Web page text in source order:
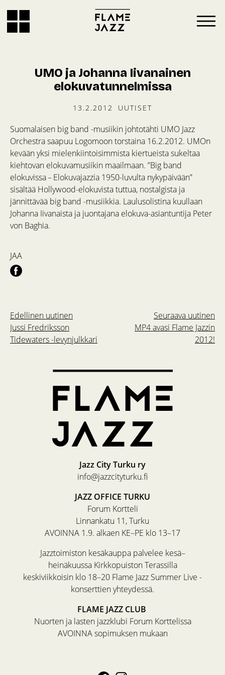
UMO ja Johanna Iivanainen
elokuvatunnelmissa
13.2.2012 UUTISET
Suomalaisen big band -musiikin johtotähti UMO Jazz
Orchestra saapuu Logomoon torstaina 16.2.2012. UMOn
kevään yksi mielenkiintoisimmista kiertueista sukeltaa
kiehtovan elokuvamusiikin maailmaan. ”Big band
elokuvissa – Elokuvajazzia 1950-luvulta nykypäivään”
sisältää Hollywood-elokuvista tuttua, nostalgista ja
jännittävää big band -musiikkia. Laulusolistina kuullaan
Johanna Iivanaista ja juontajana elokuva-asiantuntija Peter
von Baghia.
JAA
Seuraava uutinen
MP4 avasi Flame Jazzin
2012!
Edellinen uutinen
Jussi Fredriksson
Tidewaters -levynjulkkari
Jazz City Turku ry
info@jazzcityturku.fi
JAZZ OFFICE TURKU
Forum Kortteli
Linnankatu 11, Turku
AVOINNA 1.9. alkaen KE–PE klo 13–17
Jazztoimiston kesäkauppa palvelee kesä–
heinäkuussa Kirkkopuiston Terassilla
keskiviikkoisin klo 18–20 Flame Jazz Summer Live -
konserttien yhteydessä.
FLAME JAZZ CLUB
Nuorten ja lasten jazzklubi Forum Korttelissa
AVOINNA sopimuksen mukaan